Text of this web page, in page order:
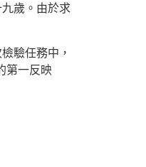
歲。由於求
驗任務中，
第一反映